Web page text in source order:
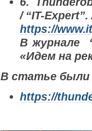
/ “IT-Expert”.
https://www.
В журнале
«Идем на
В статье были
https://